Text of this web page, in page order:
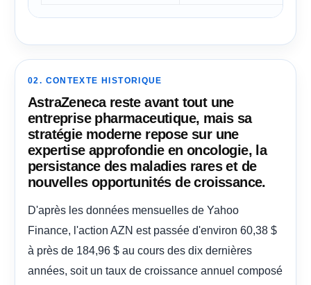
02. CONTEXTE HISTORIQUE
AstraZeneca reste avant tout une
entreprise pharmaceutique, mais sa
stratégie moderne repose sur une
expertise approfondie en oncologie, la
persistance des maladies rares et de
nouvelles opportunités de croissance.
D'après les données mensuelles de Yahoo
Finance, l'action AZN est passée d'environ 60,38 $
à près de 184,96 $ au cours des dix dernières
années, soit un taux de croissance annuel composé